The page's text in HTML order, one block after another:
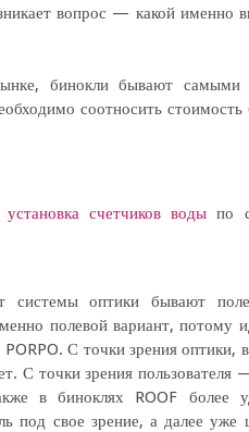
вопрос — какой именно
бинокли бывают самыми
соотносить стоимость
установка счетчиков воды по
системы оптики бывают
полевой вариант, потому
С точки зрения оптики,
С точки зрения пользователя
в биноклях ROOF более
свое зрение, а далее уже